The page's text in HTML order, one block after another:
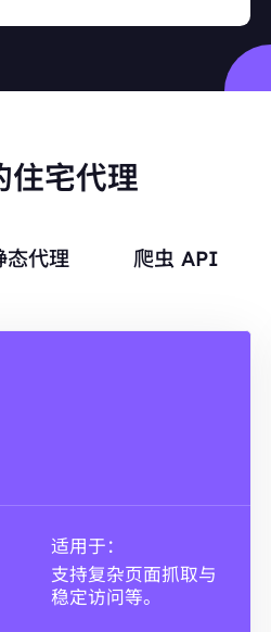
住宅代理
态代理 爬虫 API
适用于：
支持复杂页面抓取与
稳定访问等。